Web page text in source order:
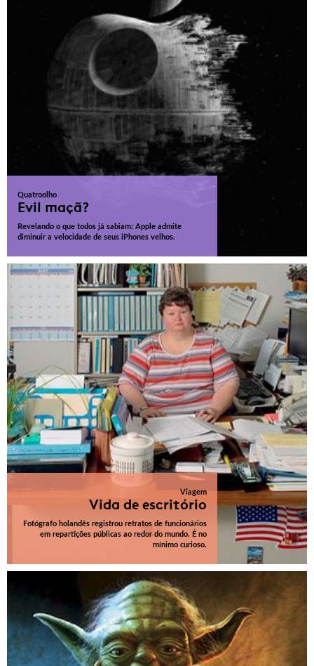
Quatroolho
Evil maçã?
Revelando o que todos já sabiam: Apple admite
diminuir a velocidade de seus iPhones velhos.
Viagem
Vida de escritório
Fotógrafo holandês registrou retratos de funcionários
em repartições públicas ao redor do mundo. É no
mínimo curioso.